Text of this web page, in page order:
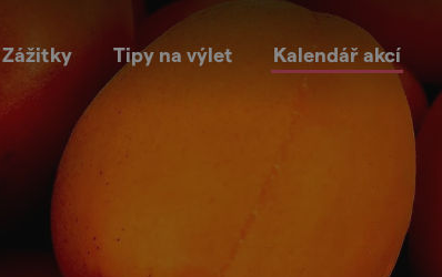
Zážitky Tipy na výlet Kalendář akcí